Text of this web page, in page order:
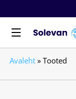
Avaleht » Tooted